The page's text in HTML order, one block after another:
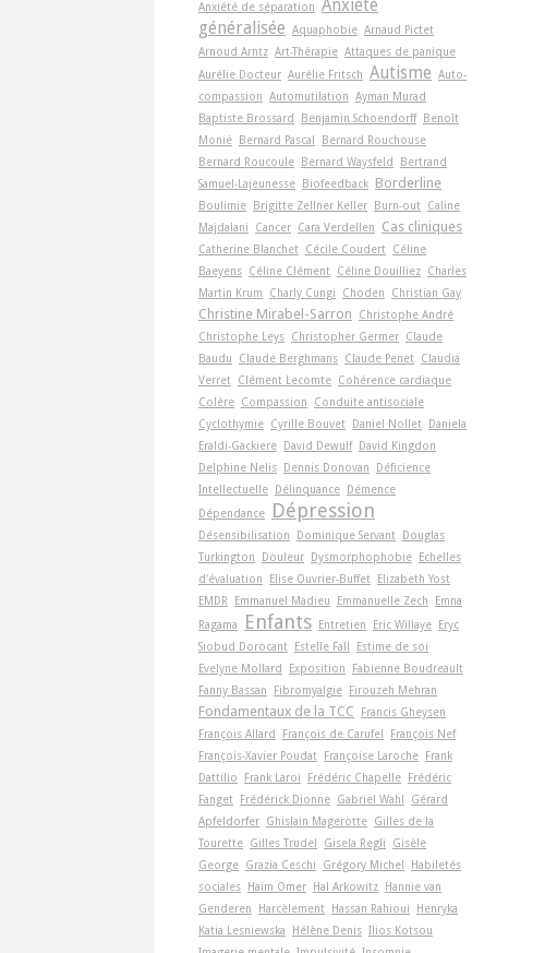
Anxiété de séparation Anxiété
généralisée Aquaphobie Arnaud Pictet
Arnoud Arntz Art-Thérapie Attaques de panique
Aurélie Docteur Aurélie Fritsch Autisme Auto-
compassion Automutilation Ayman Murad
Baptiste Brossard
Benjamin Schoendorff Benoît
Monié Bernard Pascal
Bernard Rouchouse
Bernard Roucoule Bernard Waysfeld
Bertrand
Samuel-Lajeunesse Biofeedback Borderline
Boulimie Brigitte Zellner Keller Burn-out Caline
Majdalani
Cancer Cara Verdellen Cas cliniques
Catherine Blanchet Cécile Coudert Céline
Baeyens Céline Clément Céline Douilliez Charles
Martin Krum
Charly Cungi Choden Christian Gay
Christine Mirabel-Sarron
Christophe André
Christophe Leys Christopher Germer Claude
Baudu
Claude Berghmans Claude Penet Claudia
Verret Clément Lecomte Cohérence cardiaque
Colère Compassion
Conduite antisociale
Cyclothymie Cyrille Bouvet Daniel Nollet Daniela
Eraldi-Gackiere David Dewulf David Kingdon
Delphine Nelis Dennis Donovan
Déficience
Intellectuelle Délinquance Démence
Dépendance
Dépression
Désensibilisation Dominique Servant Douglas
Turkington
Douleur Dysmorphophobie Echelles
d'évaluation
Elise Ouvrier-Buffet Elizabeth Yost
EMDR
Emmanuel Madieu Emmanuelle Zech
Emna
Ragama
Enfants Entretien Eric Willaye Eryc
Siobud Dorocant Estelle Fall
Estime de soi
Evelyne Mollard
Exposition
Fabienne Boudreault
Fanny Bassan
Fibromyalgie Firouzeh Mehran
Fondamentaux de la TCC
Francis Gheysen
François Allard
François de Carufel
François Nef
François-Xavier Poudat Françoise Laroche Frank
Dattilio
Frank Laroi Frédéric Chapelle Frédéric
Fanget Frédérick Dionne Gabriel Wahl
Gérard
Apfeldorfer Ghislain Magerotte Gilles de la
Tourette Gilles Trudel Gisela Regli
Gisèle
George Grazia Ceschi Grégory Michel
Habiletés
sociales Haim Omer Hal Arkowitz Hannie van
Genderen
Harcèlement Hassan Rahioui
Henryka
Katia Lesniewska
Hélène Denis Ilios Kotsou